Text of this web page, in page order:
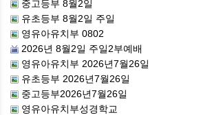
중고등부 8월2일
유초등부 8월2일 주일
영유아유치부 0802
2026년 8월2일 주일2부예배
영유아유치부 2026년7월26일
유초등부 2026년7월26일
중고등부2026년7월26일
영유아유치부성경학교